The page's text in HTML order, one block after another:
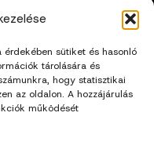
érdekében sütiket és hasonló
tárolására és
hogy statisztikai
az oldalon. A hozzájárulás
működését
Feltételek